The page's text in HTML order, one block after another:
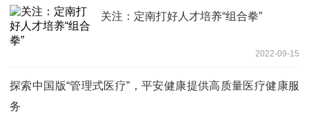
关注：定南打好人才培养“组合拳”
2022-09-15
探索中国版“管理式医疗”，平安健康提供高质量医疗健康服
务